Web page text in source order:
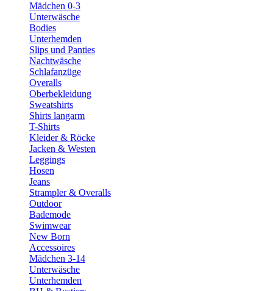
Mädchen 0-3
Unterwäsche
Bodies
Unterhemden
Slips und Panties
Nachtwäsche
Schlafanzüge
Overalls
Oberbekleidung
Sweatshirts
Shirts langarm
T-Shirts
Kleider & Röcke
Jacken & Westen
Leggings
Hosen
Jeans
Strampler & Overalls
Outdoor
Bademode
Swimwear
New Born
Accessoires
Mädchen 3-14
Unterwäsche
Unterhemden